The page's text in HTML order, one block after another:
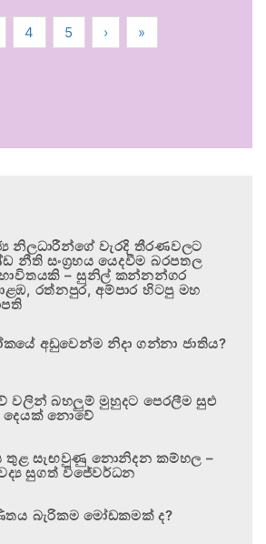
4 5 › »
නිලධාරීන්ගේ වැරදි තීරණවලට
නීති සංග්‍රහය යෙදවීම බරපතල
– සුනිල් කන්නන්ගර
රත්නපුර, අම්පාර හිටපු මහ
අඩුවෙන්ම නිදා ගන්නා ජාතිය?
වලින් බහලුම් මුහුදට පෙරලීම සුළු
දෙයක් නොවේ
තුළ සැඟවුණු නොනිදන කම්හල –
සුගත් විජේවර්ධන
බැරිකම මෝඩකමක් ද?